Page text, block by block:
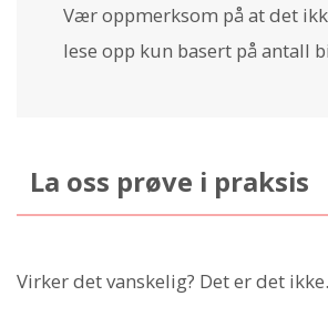
Vær oppmerksom på at det
lese opp kun basert på antall
La oss prøve i praksis
Virker det vanskelig? Det er det ikke.